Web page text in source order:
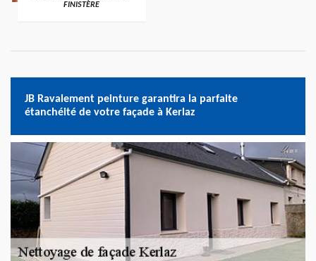
FINISTÈRE
JB Ravalement peinture garantira la parfaite
étanchéité de votre façade à Kerlaz